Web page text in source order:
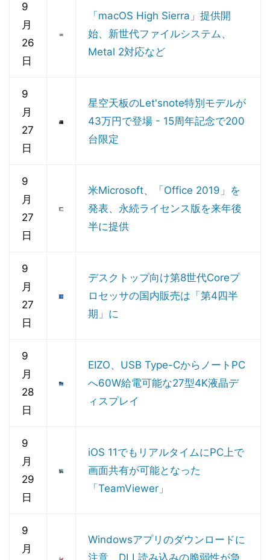
9
月
26
日
「macOS High Sierra」提供開
始、新世代ファイルシステム、
Metal 2対応など
9
月
27
日
星空天板のLet'snote特別モデルが
43万円で登場 - 15周年記念で200
台限定
9
月
27
日
米Microsoft、「Office 2019」を
発表、永続ライセンス版を来年後
半に提供
9
月
27
日
デスクトップ向け第8世代Coreプ
ロセッサの国内販売は「第4四半
期」に
9
月
28
日
EIZO、USB Type-CからノートPC
へ60W給電可能な27型4K液晶デ
ィスプレイ
9
月
29
日
iOS 11でもリアルタイムにPC上で
画面共有が可能となった
「TeamViewer」
9
月
Windowsアプリのダウンロードに
注意、DLL読み込みの脆弱性が急